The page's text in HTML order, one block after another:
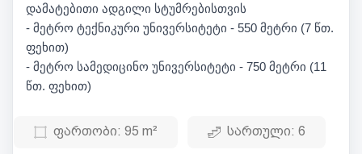
დამატებითი ადგილი სტუმრებისთვის
- მეტრო ტექნიკური უნივერსიტეტი - 550 მეტრი (7 წთ.
ფეხით)
- მეტრო სამედიცინო უნივერსიტეტი - 750 მეტრი (11
წთ. ფეხით)
ფართობი: 95 m² სართული: 6